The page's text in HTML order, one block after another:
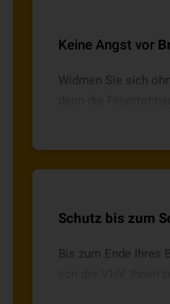
Keine Angst vor
Widmen Sie sich
Schutz bis zum
Bis zum Ende Ihres